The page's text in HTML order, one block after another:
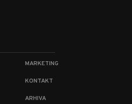
MARKETING
KONTAKT
ARHIVA